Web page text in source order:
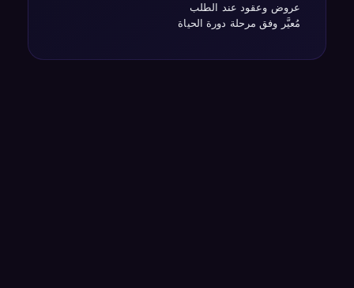
عروض وعقود عند الطلب
مُعيَّر وفق مرحلة دورة الحياة